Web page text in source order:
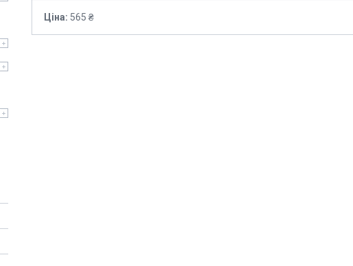
Ціна: 565 ₴